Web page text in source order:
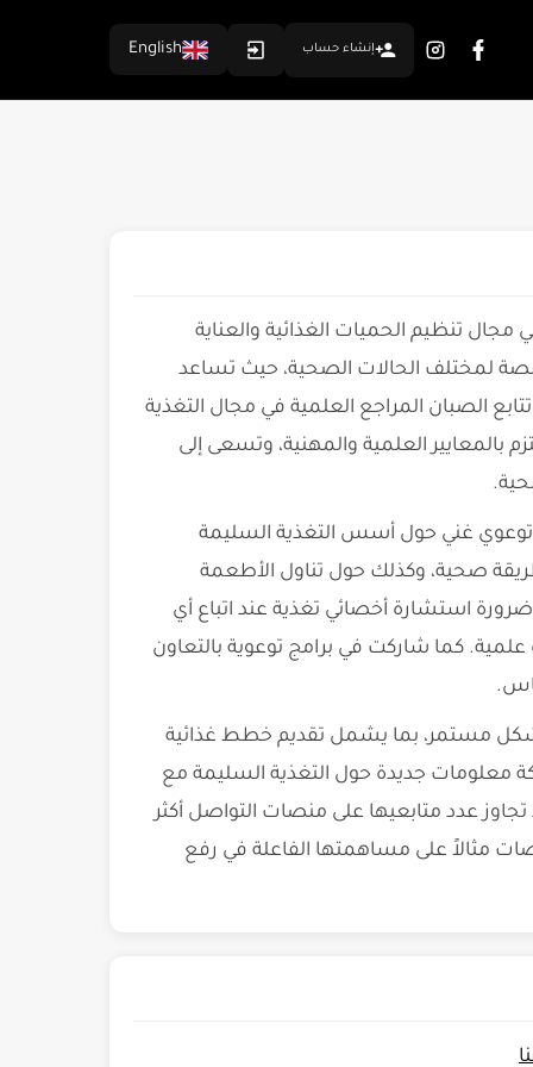
إنشاء حساب English
تنظيم الحميات الغذائية والعناية
لمختلف الحالات الصحية، حيث تساعد
الصبان المراجع العلمية في مجال التغذية
العلمية والمهنية، وتسعى إلى
غني حول أسس التغذية السليمة
صحية، وكذلك حول تناول الأطعمة
ضرورة استشارة أخصائي تغذية عند اتباع أي
علمية. كما شاركت في برامج توعوية بالتعاون
مستمر، بما يشمل تقديم خطط غذائية
معلومات جديدة حول التغذية السليمة مع
عدد متابعيها على منصات التواصل أكثر
مثالاً على مساهمتها الفاعلة في رفع